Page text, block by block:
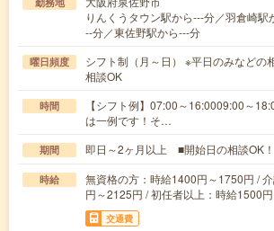
りんくうタウン駅から---分／羽倉崎
--分／東佐野駅から---分
曜日頻度
シフト制（月～日） ※平日のみなどの
相談OK
時間
【シフト例】07:00～16:0009:00～
は一例です！そ…
期間 即日～2ヶ月以上 ■開始日の相談OK！
時給
無資格の方：時給1400円～1750円 /
円～2125円 / 初任者以上：時給1500
交通費